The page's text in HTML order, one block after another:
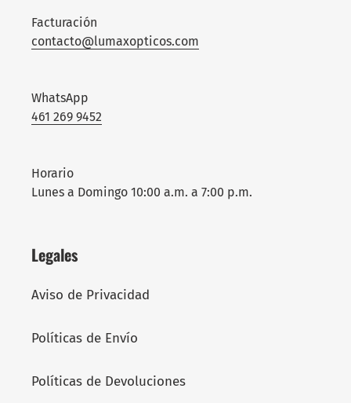
Facturación
contacto@lumaxopticos.com
WhatsApp
461 269 9452
Horario
Lunes a Domingo 10:00 a.m. a 7:00 p.m.
Legales
Aviso de Privacidad
Políticas de Envío
Políticas de Devoluciones